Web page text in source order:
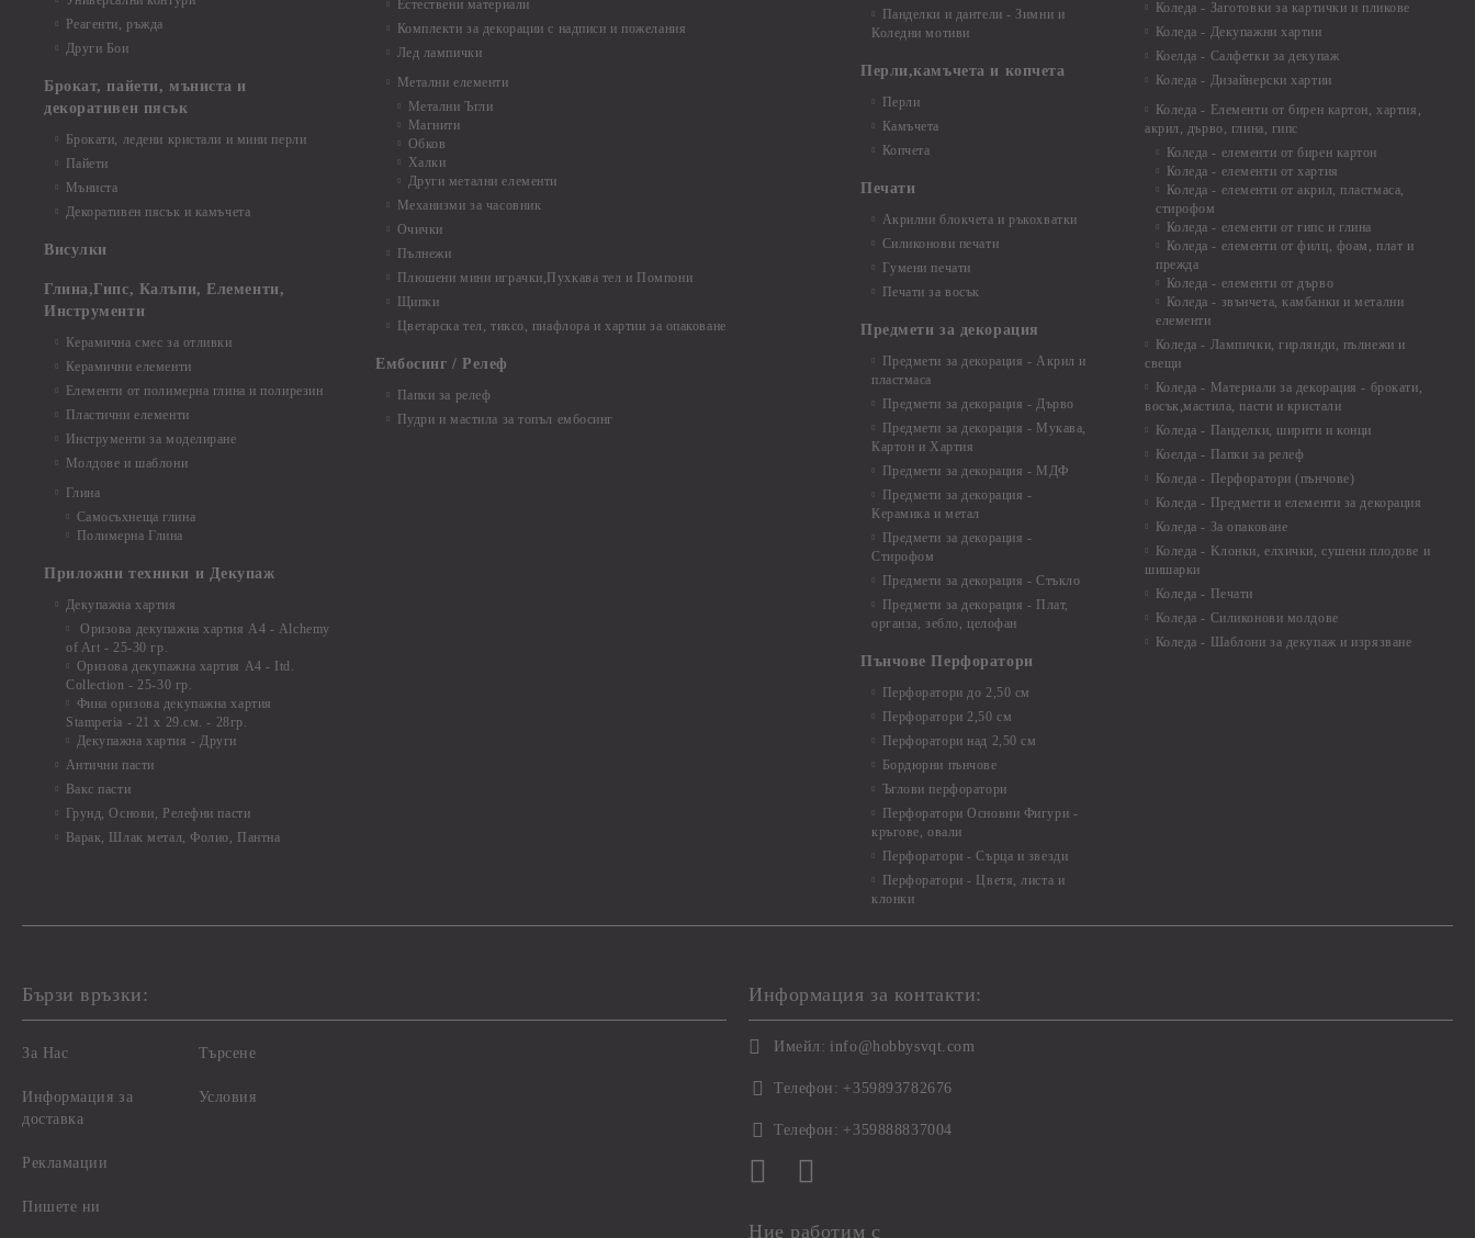
Реагенти, ръжда
Други Бои
Брокат, пайети, мъниста и
декоративен пясък
Брокати, ледени кристали и мини перли
Пайети
Мъниста
Декоративен пясък и камъчета
Висулки
Глина,Гипс, Калъпи, Елементи,
Инструменти
Керамична смес за отливки
Керамични елементи
Елементи от полимерна глина и полирезин
Пластични елементи
Инструменти за моделиране
Молдове и шаблони
Глина
Самосъхнеща глина
Полимерна Глина
Приложни техники и Декупаж
Декупажна хартия
Оризова декупажна хартия А4 - Alchemy
of Art - 25-30 гр.
Оризова декупажна хартия А4 - Itd.
Collection - 25-30 гр.
Фина оризова декупажна хартия
Stamperia - 21 х 29.см. - 28гр.
Декупажна хартия - Други
Антични пасти
Вакс пасти
Грунд, Основи, Релефни пасти
Варак, Шлак метал, Фолио, Пантна
Естествени материали
Комплекти за декорации с надписи и пожелания
Лед лампички
Метални елементи
Метални Ъгли
Магнити
Обков
Халки
Други метални елементи
Механизми за часовник
Очички
Пълнежи
Плюшени мини играчки,Пухкава тел и Помпони
Щипки
Цветарска тел, тиксо, пиафлора и хартии за опаковане
Ембосинг / Релеф
Папки за релеф
Пудри и мастила за топъл ембосинг
Панделки и дантели - Зимни и
Коледни мотиви
Перли,камъчета и копчета
Перли
Камъчета
Копчета
Печати
Акрилни блокчета и ръкохватки
Силиконови печати
Гумени печати
Печати за восък
Предмети за декорация
Предмети за декорация - Акрил и
пластмаса
Предмети за декорация - Дърво
Предмети за декорация - Мукава,
Картон и Хартия
Предмети за декорация - МДФ
Предмети за декорация -
Керамика и метал
Предмети за декорация -
Стирофом
Предмети за декорация - Стъкло
Предмети за декорация - Плат,
органза, зебло, целофан
Пънчове Перфоратори
Перфоратори до 2,50 см
Перфоратори 2,50 см
Перфоратори над 2,50 см
Бордюрни пънчове
Ъглови перфоратори
Перфоратори Основни Фигури -
кръгове, овали
Перфоратори - Сърца и звезди
Перфоратори - Цветя, листа и
клонки
Коледа - Заготовки за картички и пликове
Коледа - Декупажни хартии
Коелда - Салфетки за декупаж
Коледа - Дизайнерски хартии
Коледа - Eлементи от бирен картон, хартия,
акрил, дърво, глина, гипс
Коледа - елементи от бирен картон
Коледа - елементи от хартия
Коледа - елементи от акрил, пластмаса,
стирофом
Коледа - елементи от гипс и глина
Коледа - елементи от филц, фоам, плат и
прежда
Коледа - елементи от дърво
Коледа - звънчета, камбанки и метални
елементи
Коледа - Лампички, гирлянди, пълнежи и
свещи
Коледа - Материали за декорация - брокати,
восък,мастила, пасти и кристали
Коледа - Панделки, ширити и конци
Коелда - Папки за релеф
Коледа - Перфоратори (пънчове)
Коледа - Предмети и елементи за декорация
Коледа - За опаковане
Коледа - Kлонки, елхички, сушени плодове и
шишарки
Коледа - Печати
Коледа - Силиконови молдове
Коледа - Шаблони за декупаж и изрязване
Бързи връзки:
За Нас
Информация за
доставка
Рекламации
Пишете ни
Търсене
Условия
Информация за контакти:
Имейл: info@hobbysvqt.com
Телефон: +359893782676
Телефон: +359888837004
Ние работим с